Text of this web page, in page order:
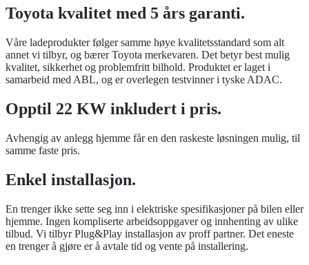
Toyota kvalitet med 5 års garanti.
Våre ladeprodukter følger samme høye kvalitetsstandard som alt
annet vi tilbyr, og bærer Toyota merkevaren. Det betyr best mulig
kvalitet, sikkerhet og problemfritt bilhold. Produktet er laget i
samarbeid med ABL, og er overlegen testvinner i tyske ADAC.
Opptil 22 KW inkludert i pris.
Avhengig av anlegg hjemme får en den raskeste løsningen mulig, til
samme faste pris.
Enkel installasjon.
En trenger ikke sette seg inn i elektriske spesifikasjoner på bilen eller
hjemme. Ingen kompliserte arbeidsoppgaver og innhenting av ulike
tilbud. Vi tilbyr Plug&Play installasjon av proff partner. Det eneste
en trenger å gjøre er å avtale tid og vente på installering.